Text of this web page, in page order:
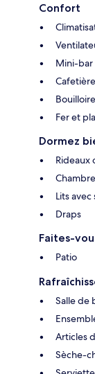
Confort
Mini-bar
Fer et
Dormez
Rideaux
Lits
Draps
Faites-
Patio
Salle de
Articles
Sèche-